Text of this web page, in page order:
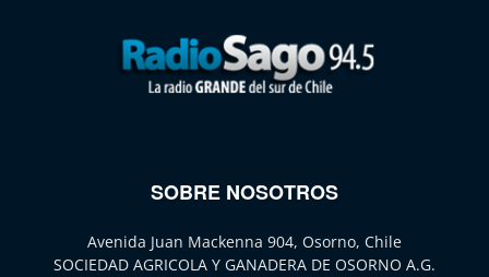
SOBRE NOSOTROS
Avenida Juan Mackenna 904, Osorno, Chile
SOCIEDAD AGRICOLA Y GANADERA DE OSORNO A.G.